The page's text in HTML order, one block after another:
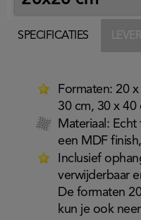
SPECIFICATIES
Formaten: 20
30 cm, 30 x 40
Materiaal:
een MDF
Inclusief
verwijderbaar
De formaten
kun je ook